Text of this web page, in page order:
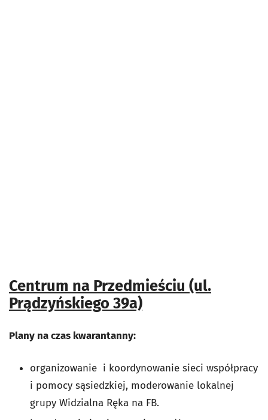
Centrum na Przedmieściu (ul.
Prądzyńskiego 39a)
Plany na czas kwarantanny:
organizowanie i koordynowanie sieci współpracy
i pomocy sąsiedzkiej, moderowanie lokalnej
grupy Widzialna Ręka na FB.